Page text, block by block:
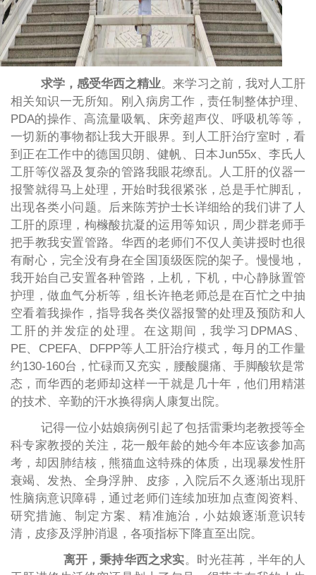
求学，感受华西之精业。来学习之前，我对人工肝
相关知识一无所知。刚入病房工作，责任制整体护理、
PDA的操作、高流量吸氧、床旁超声仪、呼吸机等等，
一切新的事物都让我大开眼界。到人工肝治疗室时，看
到正在工作中的德国贝朗、健帆、日本Jun55x、李氏人
工肝等仪器及复杂的管路我眼花缭乱。人工肝的仪器一
报警就得马上处理，开始时我很紧张，总是手忙脚乱，
出现各类小问题。后来陈芳护士长详细给的我们讲了人
工肝的原理，枸橼酸抗凝的运用等知识，周少群老师手
把手教我安置管路。华西的老师们不仅人美讲授时也很
有耐心，完全没有身在全国顶级医院的架子。慢慢地，
我开始自己安置各种管路，上机，下机，中心静脉置管
护理，做血气分析等，组长许艳老师总是在百忙之中抽
空看着我操作，指导我各类仪器报警的处理及预防和人
工肝的并发症的处理。在这期间，我学习DPMAS、
PE、CPEFA、DFPP等人工肝治疗模式，每月的工作量
约130-160台，忙碌而又充实，腰酸腿痛、手脚酸软是常
态，而华西的老师却这样一干就是几十年，他们用精湛
的技术、辛勤的汗水换得病人康复出院。
记得一位小姑娘病例引起了包括雷秉均老教授等全
科专家教授的关注，花一般年龄的她今年本应该参加高
考，却因肺结核，熊猫血这特殊的体质，出现暴发性肝
衰竭、发热、全身浮肿、皮疹，入院后不久逐渐出现肝
性脑病意识障碍，通过老师们连续加班加点查阅资料、
研究措施、制定方案、精准施治，小姑娘逐渐意识转
清，皮疹及浮肿消退，各项指标下降直至出院。
离开，秉持华西之求实。时光荏苒，半年的人